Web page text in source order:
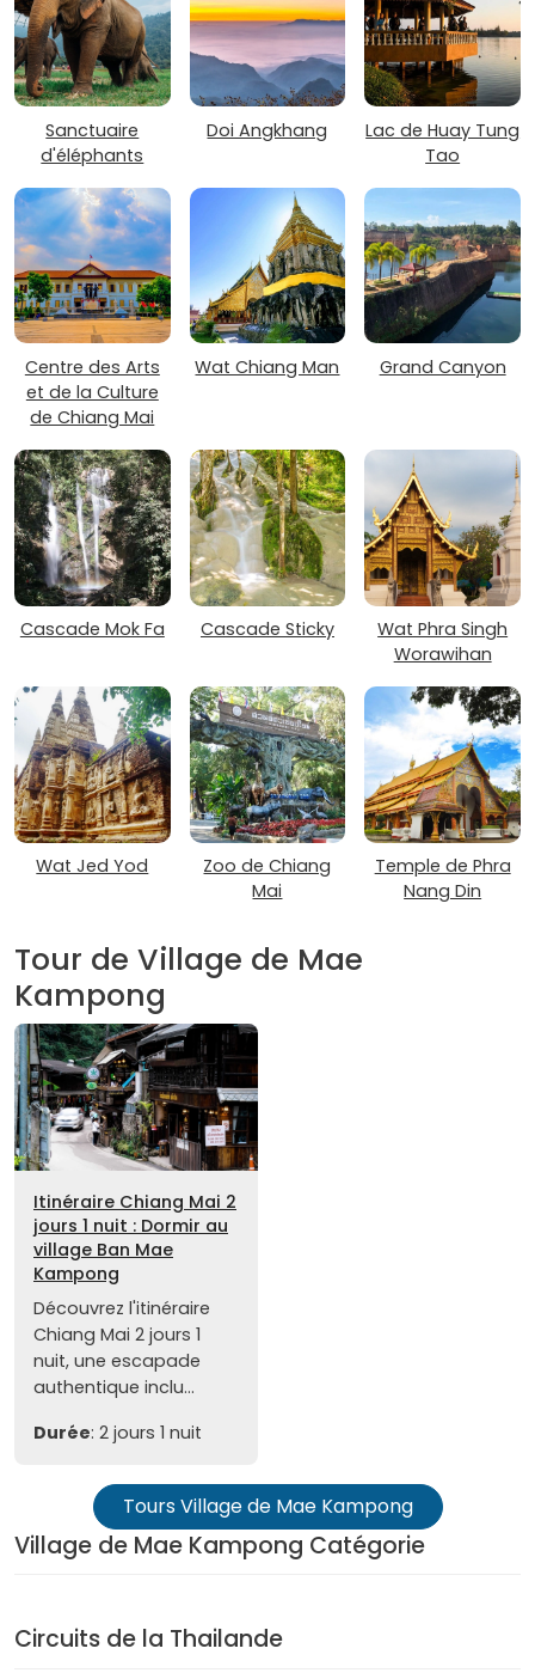
Sanctuaire
d'éléphants
Doi Angkhang
Lac de Huay Tung
Tao
Centre des Arts
et de la Culture
de Chiang Mai
Wat Chiang Man Grand Canyon
Cascade Mok Fa Cascade Sticky
Wat Phra Singh
Worawihan
Wat Jed Yod
Zoo de Chiang
Mai
Temple de Phra
Nang Din
Tour de Village de Mae
Kampong
Itinéraire Chiang Mai 2
jours 1 nuit : Dormir au
village Ban Mae
Kampong
Découvrez l'itinéraire
Chiang Mai 2 jours 1
nuit, une escapade
authentique inclu...
Durée: 2 jours 1 nuit
Tours Village de Mae Kampong
Village de Mae Kampong Catégorie
Circuits de la Thailande